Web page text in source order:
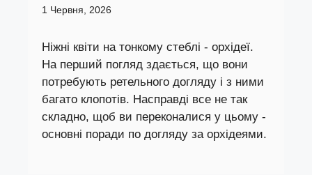
1 Червня, 2026
Ніжні квіти на тонкому стеблі - орхідеї.
На перший погляд здається, що вони
потребують ретельного догляду і з ними
багато клопотів. Насправді все не так
складно, щоб ви переконалися у цьому -
основні поради по догляду за орхідеями.